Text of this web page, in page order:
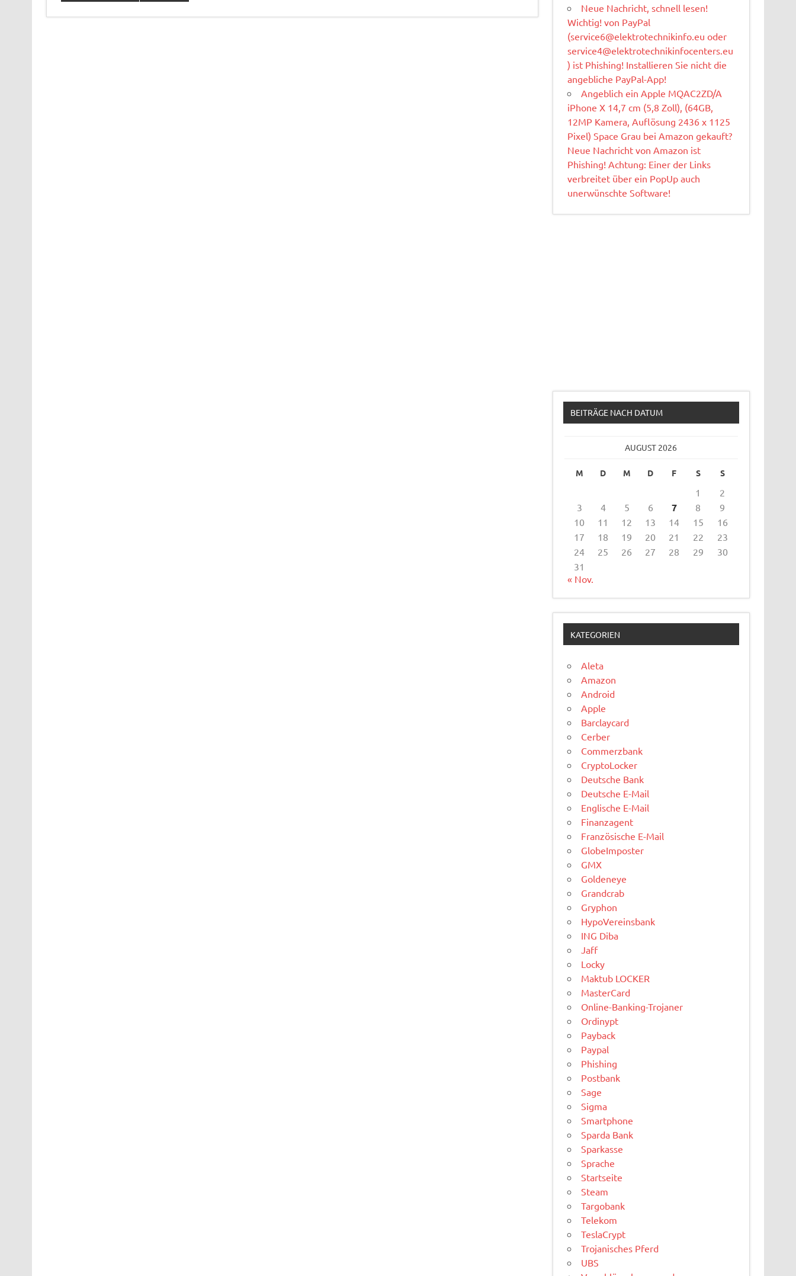
Neue Nachricht, schnell lesen!
Wichtig! von PayPal
(service6@elektrotechnikinfo.eu oder
service4@elektrotechnikinfocenters.eu
) ist Phishing! Installieren Sie nicht die
angebliche PayPal-App!
Angeblich ein Apple MQAC2ZD/A
iPhone X 14,7 cm (5,8 Zoll), (64GB,
12MP Kamera, Auflösung 2436 x 1125
Pixel) Space Grau bei Amazon gekauft?
Neue Nachricht von Amazon ist
Phishing! Achtung: Einer der Links
verbreitet über ein PopUp auch
unerwünschte Software!
BEITRÄGE NACH DATUM
AUGUST 2026
M D M D F S S
1
2
3
4 5 6 7 8
9
10
11 12 13 14 15
16
17
18 19 20 21 22
23
24
25 26 27 28 29
30
31
« Nov.
KATEGORIEN
Aleta
Amazon
Android
Apple
Barclaycard
Cerber
Commerzbank
CryptoLocker
Deutsche Bank
Deutsche E-Mail
Englische E-Mail
Finanzagent
Französische E-Mail
GlobeImposter
GMX
Goldeneye
Grandcrab
Gryphon
HypoVereinsbank
ING Diba
Jaff
Locky
Maktub LOCKER
MasterCard
Online-Banking-Trojaner
Ordinypt
Payback
Paypal
Phishing
Postbank
Sage
Sigma
Smartphone
Sparda Bank
Sparkasse
Sprache
Startseite
Steam
Targobank
Telekom
TeslaCrypt
Trojanisches Pferd
UBS